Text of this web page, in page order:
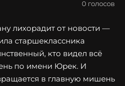
0 голосов
лихорадит от новости —
старшеклассника
кто видел всё
по имени Юрек. И
в главную мишень